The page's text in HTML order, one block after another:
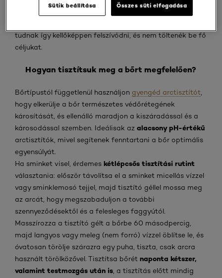
bőr minősége
tudnak így kellőképpen felszívódni, és nem töltenék be fő
céljukat.
Hogyan tisztítsuk meg a bőrt megfelelően?
Bőrtípustól függetlenül használjon gyengéd arctisztítót
hogy elkerülje a bőr természetes védőrétegének
károsítását, és ellenálló maradjon a kiszáradással és a
károsodással szemben. Ideálisak az alacsony pH-értékű
arctisztítók, mivel segítenek fenntartani a bőr optimális
egyensúlyát.
Ha sminket visel, érdemes kétlépcsős tisztítási rutint
választania: először távolítsa el a sminket micellás vízzel
vagy sminklemosó tejjel, majd tisztító géllel mossa meg
az arcát, hogy megszabaduljon a további
szennyeződésektől és a felesleges faggyútól.
Masszírozza a tisztító gélt a bőrbe 60 másodpercig,
majd langyos vagy meleg (nem forró) vízzel öblítse le, és
óvatosan törölje szárazra egy puha, tiszta, csak arcra
használt törölközővel. Tisztítsa bőrét naponta kétszer,
valamint testmozgás után is , a tisztítás előtt mindig
Sütik beállítása Összes süti elfogadása